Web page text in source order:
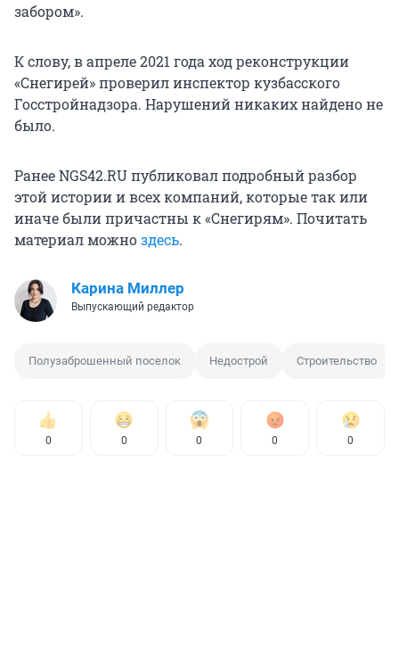
забором».
К слову, в апреле 2021 года ход реконструкции
«Снегирей» проверил инспектор кузбасского
Госстройнадзора. Нарушений никаких найдено не
было.
Ранее NGS42.RU публиковал подробный разбор
этой истории и всех компаний, которые так или
иначе были причастны к «Снегирям». Почитать
материал можноздесь.
Карина Миллер
Выпускающий редактор
Полузаброшенный поселок Недострой Строительство
0 0 0 0 0